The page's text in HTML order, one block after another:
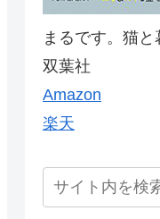
まるです。猫と
双葉社
Amazon
楽天